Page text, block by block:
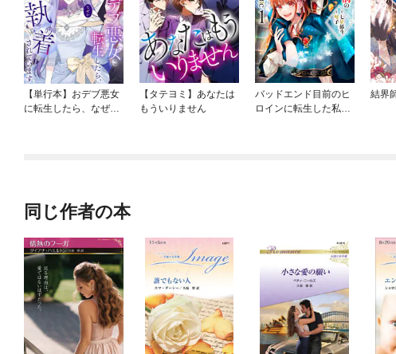
【単行本】おデブ悪女
に転生したら、なぜか
【タテヨミ】あなたは
もういりません
バッドエンド目前のヒ
ロインに転生した私、
結界
同じ作者の本